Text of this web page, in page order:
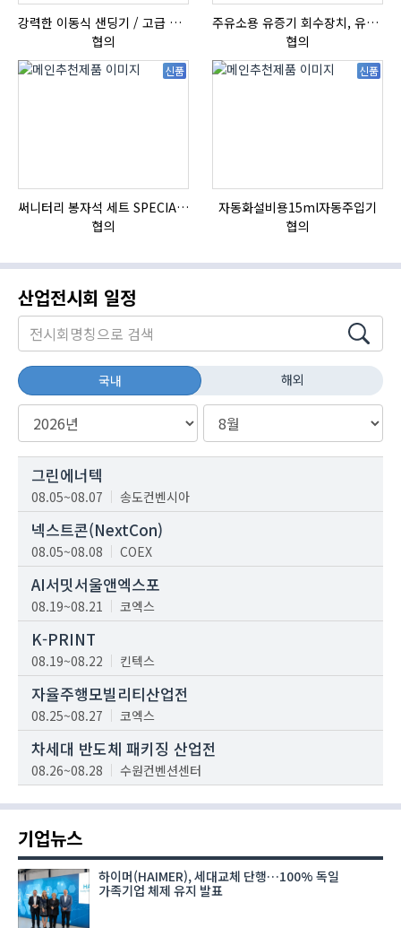
강력한 이동식 샌딩기 / 고급 이태리 IBIX샌드블라스터
협의
주유소용 유증기 회수장치, 유증기 회수장치, 방폭형, 방폭형 유증기 회수장치
협의
신품
써니터리 봉자석 세트 SPECIAL , 봉자석 , 자석봉 , 호퍼용자석 , 전자석
협의
신품
자동화설비용15ml자동주입기
협의
산업전시회 일정
국내 해외
그린에너텍
08.05~08.07 송도컨벤시아
넥스트콘(NextCon)
08.05~08.08 COEX
AI서밋서울앤엑스포
08.19~08.21 코엑스
K-PRINT
08.19~08.22 킨텍스
자율주행모빌리티산업전
08.25~08.27 코엑스
차세대 반도체 패키징 산업전
08.26~08.28 수원컨벤션센터
기업뉴스
하이머(HAIMER), 세대교체 단행…100% 독일
가족기업 체제 유지 발표